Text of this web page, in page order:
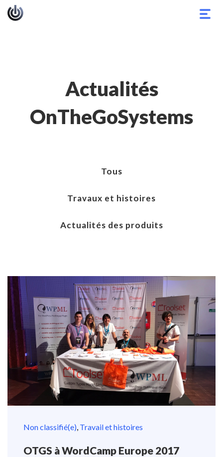
Actualités
OnTheGoSystems
Tous
Travaux et histoires
Actualités des produits
Non classifié(e), Travail et histoires
OTGS à WordCamp Europe 2017